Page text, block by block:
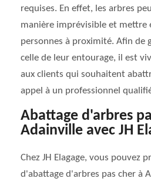
requises. En effet, les arbres
manière imprévisible et mettre
personnes à proximité. Afin de
celle de leur entourage, il est
aux clients qui souhaitent
appel à un professionnel
Abattage d'arbres
Adainville avec JH
Chez JH Elagage, vous pouvez
d'abattage d'arbres pas cher à